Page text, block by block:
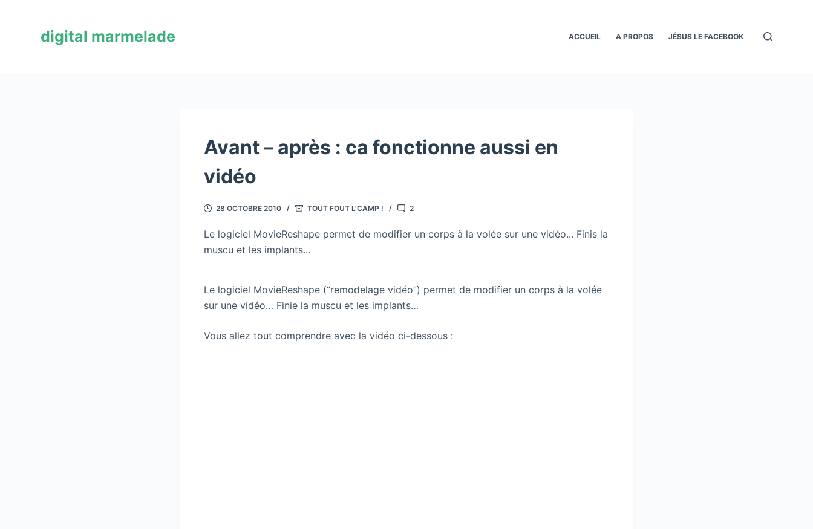
digital marmelade ACCUEIL A PROPOS JÉSUS LE FACEBOOK
Avant – après : ca fonctionne aussi en
vidéo
28 OCTOBRE 2010 TOUT FOUT L'CAMP ! 2
Le logiciel MovieReshape permet de modifier un corps à la volée sur une vidéo... Finis la
muscu et les implants...
Le logiciel MovieReshape (“remodelage vidéo”) permet de modifier un corps à la volée
sur une vidéo… Finie la muscu et les implants…
Vous allez tout comprendre avec la vidéo ci-dessous :